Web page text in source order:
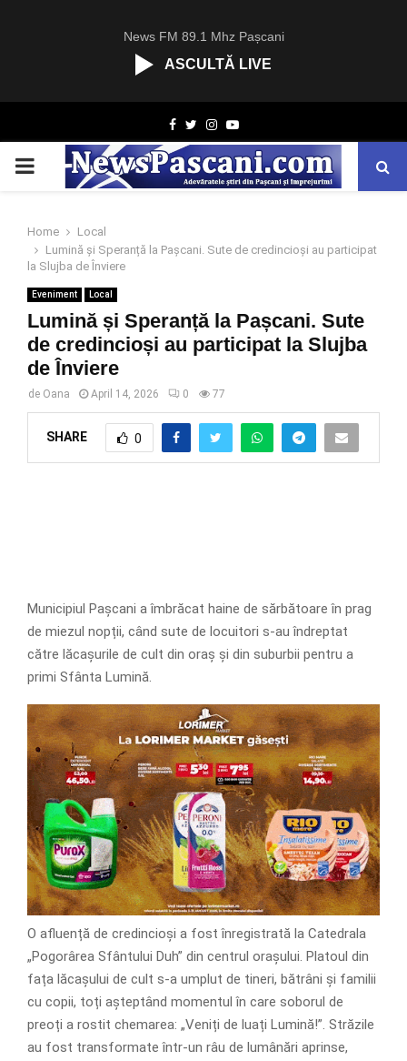
News FM 89.1 Mhz Pașcani
ASCULTĂ LIVE
Facebook
TwitterInstagram
Youtube
PRIMARY
Home
Local
Lumină și Speranță la Pașcani. Sute de credincioși au participat
la Slujba de Înviere
Eveniment Local
Lumină și Speranță la Pașcani. Sute
de credincioși au participat la Slujba
de Înviere
de Oana April 14, 2026 0 77
SHARE 0
Municipiul Pașcani a îmbrăcat haine de sărbătoare în prag
de miezul nopții, când sute de locuitori s-au îndreptat
către lăcașurile de cult din oraș și din suburbii pentru a
primi Sfânta Lumină.
O afluență de credincioși a fost înregistrată la Catedrala
„Pogorârea Sfântului Duh” din centrul orașului. Platoul din
fața lăcașului de cult s-a umplut de tineri, bătrâni și familii
cu copii, toți așteptând momentul în care soborul de
preoți a rostit chemarea: „Veniți de luați Lumină!”. Străzile
au fost transformate într-un râu de lumânări aprinse,